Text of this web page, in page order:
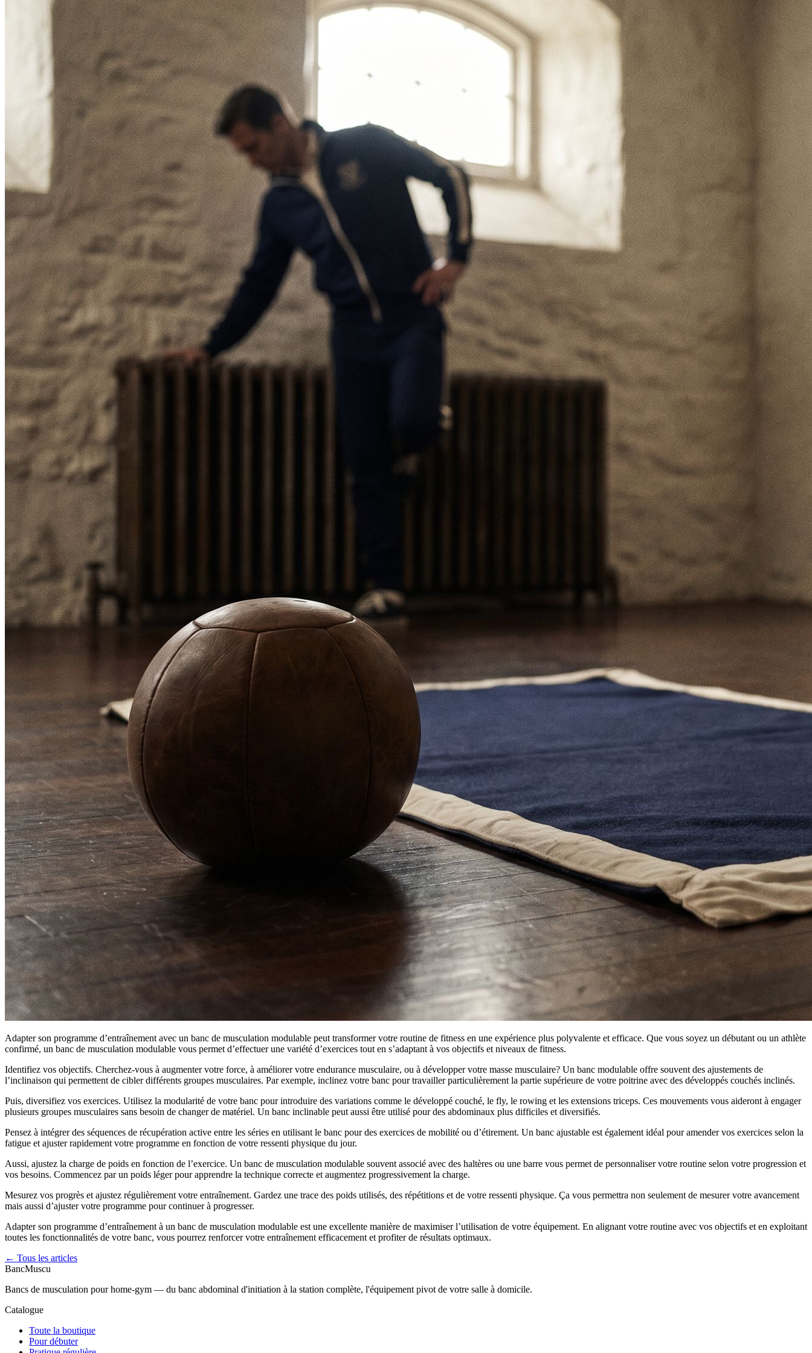
Adapter son programme d’entraînement avec un banc de musculation modulable peut transformer votre routine de fitness en une expérience plus polyvalente et efficace. Que vous soyez un débutant ou un athlète
confirmé, un banc de musculation modulable vous permet d’effectuer une variété d’exercices tout en s’adaptant à vos objectifs et niveaux de fitness.
Identifiez vos objectifs. Cherchez-vous à augmenter votre force, à améliorer votre endurance musculaire, ou à développer votre masse musculaire? Un banc modulable offre souvent des ajustements de
l’inclinaison qui permettent de cibler différents groupes musculaires. Par exemple, inclinez votre banc pour travailler particulièrement la partie supérieure de votre poitrine avec des développés couchés inclinés.
Puis, diversifiez vos exercices. Utilisez la modularité de votre banc pour introduire des variations comme le développé couché, le fly, le rowing et les extensions triceps. Ces mouvements vous aideront à engager
plusieurs groupes musculaires sans besoin de changer de matériel. Un banc inclinable peut aussi être utilisé pour des abdominaux plus difficiles et diversifiés.
Pensez à intégrer des séquences de récupération active entre les séries en utilisant le banc pour des exercices de mobilité ou d’étirement. Un banc ajustable est également idéal pour amender vos exercices selon la
fatigue et ajuster rapidement votre programme en fonction de votre ressenti physique du jour.
Aussi, ajustez la charge de poids en fonction de l’exercice. Un banc de musculation modulable souvent associé avec des haltères ou une barre vous permet de personnaliser votre routine selon votre progression et
vos besoins. Commencez par un poids léger pour apprendre la technique correcte et augmentez progressivement la charge.
Mesurez vos progrès et ajustez régulièrement votre entraînement. Gardez une trace des poids utilisés, des répétitions et de votre ressenti physique. Ça vous permettra non seulement de mesurer votre avancement
mais aussi d’ajuster votre programme pour continuer à progresser.
Adapter son programme d’entraînement à un banc de musculation modulable est une excellente manière de maximiser l’utilisation de votre équipement. En alignant votre routine avec vos objectifs et en exploitant
toutes les fonctionnalités de votre banc, vous pourrez renforcer votre entraînement efficacement et profiter de résultats optimaux.
← Tous les articles
BancMuscu
Bancs de musculation pour home-gym — du banc abdominal d'initiation à la station complète, l'équipement pivot de votre salle à domicile.
Catalogue
Toute la boutique
Pour débuter